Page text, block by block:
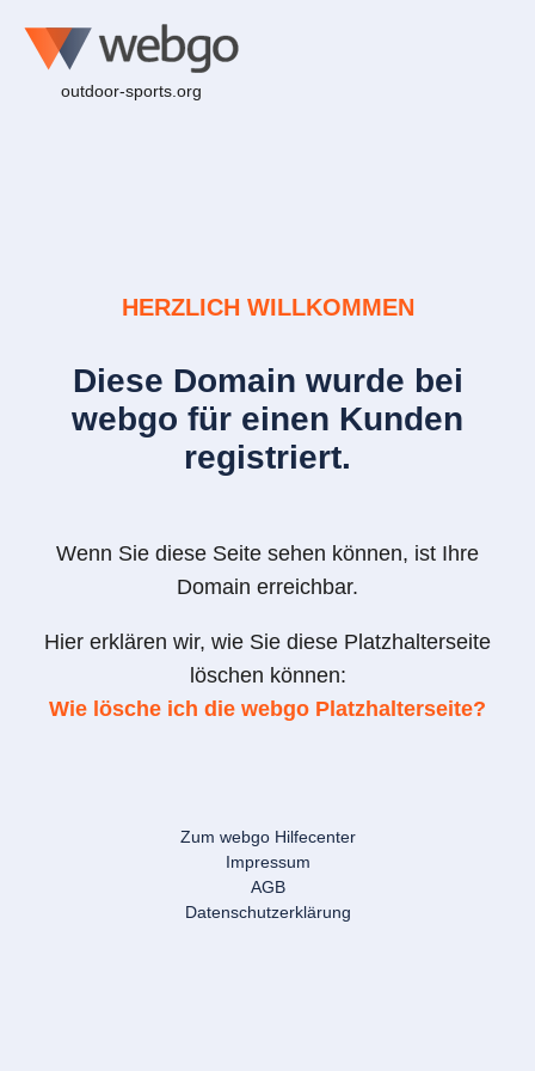
outdoor-sports.org
HERZLICH WILLKOMMEN
Diese Domain wurde bei
webgo für einen Kunden
registriert.
Wenn Sie diese Seite sehen können, ist Ihre
Domain erreichbar.
Hier erklären wir, wie Sie diese Platzhalterseite
löschen können:
Wie lösche ich die webgo Platzhalterseite?
Zum webgo Hilfecenter
Impressum
AGB
Datenschutzerklärung